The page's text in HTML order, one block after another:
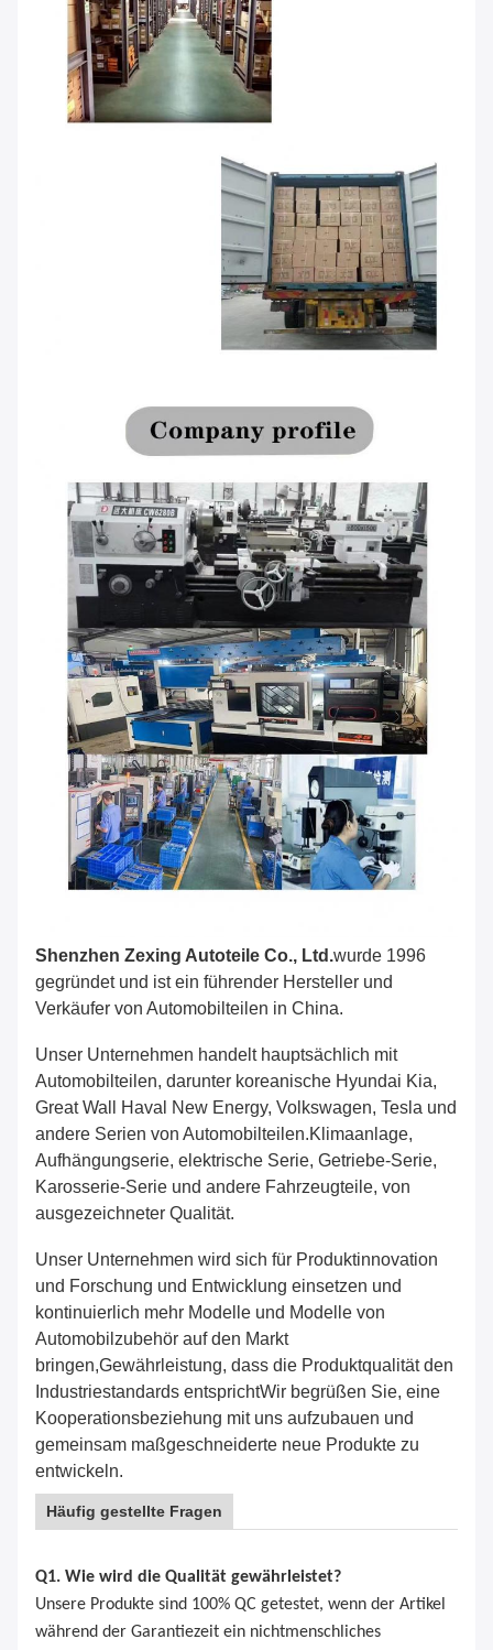
Shenzhen Zexing Autoteile Co., Ltd.wurde 1996
gegründet und ist ein führender Hersteller und
Verkäufer von Automobilteilen in China.
Unser Unternehmen handelt hauptsächlich mit
Automobilteilen, darunter koreanische Hyundai Kia,
Great Wall Haval New Energy, Volkswagen, Tesla und
andere Serien von Automobilteilen.Klimaanlage,
Aufhängungserie, elektrische Serie, Getriebe-Serie,
Karosserie-Serie und andere Fahrzeugteile, von
ausgezeichneter Qualität.
Unser Unternehmen wird sich für Produktinnovation
und Forschung und Entwicklung einsetzen und
kontinuierlich mehr Modelle und Modelle von
Automobilzubehör auf den Markt
bringen,Gewährleistung, dass die Produktqualität den
Industriestandards entsprichtWir begrüßen Sie, eine
Kooperationsbeziehung mit uns aufzubauen und
gemeinsam maßgeschneiderte neue Produkte zu
entwickeln.
Häufig gestellte Fragen
Q1. Wie wird die Qualität gewährleistet?
Unsere Produkte sind 100% QC getestet, wenn der Artikel
während der Garantiezeit ein nichtmenschliches